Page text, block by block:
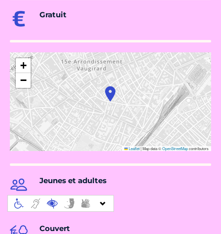
Gratuit
+
−
Leaflet|Map data ©OpenStreetMapcontributors
Jeunes et adultes
Couvert